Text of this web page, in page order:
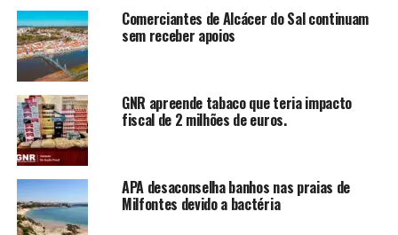
Comerciantes de Alcácer do Sal continuam
sem receber apoios
GNR apreende tabaco que teria impacto
fiscal de 2 milhões de euros.
APA desaconselha banhos nas praias de
Milfontes devido a bactéria